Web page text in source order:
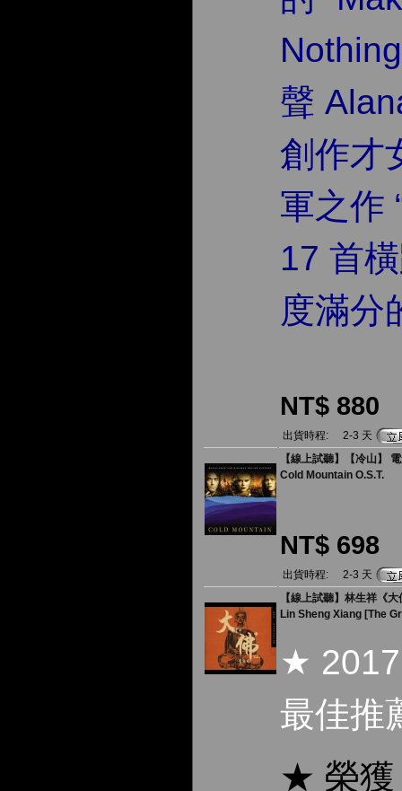
聲
創作才
軍之作
17 首
度滿分
NT$ 880
出貨時程:
2-3 天
【線上試聽】【冷山】
Cold Mountain O.S.T.
NT$ 698
出貨時程:
2-3 天
【線上試聽】林生祥《
Lin Sheng Xiang [The
★
最佳推
★ 榮獲